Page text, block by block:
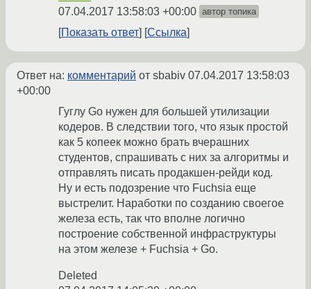
07.04.2017 13:58:03 +00:00 автор топика
Показать ответ Ссылка
Ответ на: комментарий от sbabiv 07.04.2017 13:58:03
+00:00
Гуглу Go нужен для большей утилизации
кодеров. В следствии того, что язык простой
как 5 копеек можно брать вчерашних
студентов, спрашивать с них за алгоритмы и
отправлять писать продакшен-рейди код.
Ну и есть подозрение что Fuchsia еще
выстрелит. Наработки по созданию своегое
железа есть, так что вполне логично
построение собственной инфраструктуры
на этом железе + Fuchsia + Go.
Deleted